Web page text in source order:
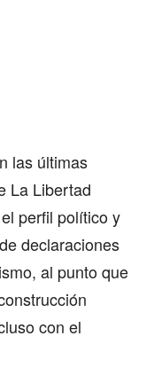
las últimas
La Libertad
perfil político y
declaraciones
al punto que
con el